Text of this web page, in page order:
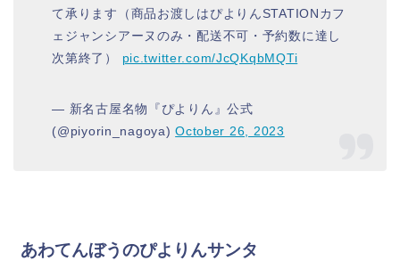
て承ります（商品お渡しはぴよりんSTATIONカフ
ェジャンシアーヌのみ・配送不可・予約数に達し
次第終了） pic.twitter.com/JcQKqbMQTi
— 新名古屋名物『ぴよりん』公式
(@piyorin_nagoya)October 26, 2023
あわてんぼうのぴよりんサンタ